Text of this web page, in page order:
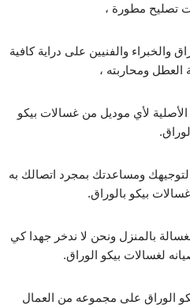
تصليح مطورة ،
والخبراء والفنيين على دراية كافية
العطل ومحاربته ،
الأصلية لأي موديل من غسالات بيكو
ومساعدتك بمجرد اتصالك به
بيكو بالوراق.
بالمنزل ونحن لا ندخر جهدا كي
لغسالات بيكو الوراق.
الوراق على مجموعه من العمال